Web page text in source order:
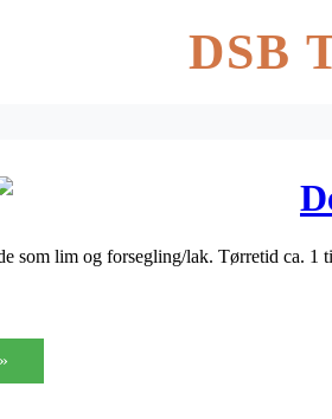
DSB
som lim og forsegling/lak. Tørretid ca. 1